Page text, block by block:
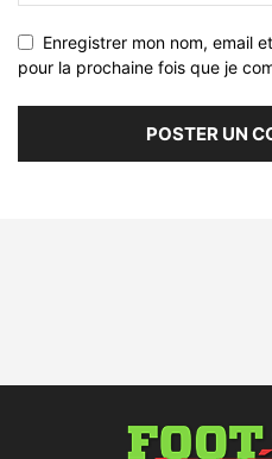
Enregistrer mon nom, email
pour la prochaine fois que je